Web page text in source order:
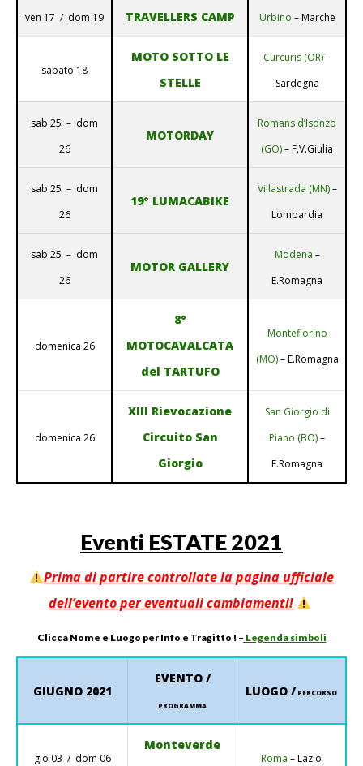
ven 17 / dom 19 TRAVELLERS CAMP Urbino – Marche
sabato 18
MOTO SOTTO LE
STELLE
Curcuris (OR)–
Sardegna
sab 25 – dom
26
MOTORDAY
Romans d’Isonzo
(GO)– F.V.Giulia
sab 25 – dom
26
19° LUMACABIKE
Villastrada (MN)–
Lombardia
sab 25 – dom
26
MOTOR GALLERY
Modena –
E.Romagna
domenica 26
8°
MOTOCAVALCATA
del TARTUFO
Montefiorino
(MO)– E.Romagna
domenica 26
XIII Rievocazione
Circuito San
Giorgio
San Giorgio di
Piano (BO)–
E.Romagna
Eventi ESTATE 2021
Prima di partire controllate la pagina ufficiale
dell’evento per eventuali cambiamenti!
Clicca Nome e Luogo per Info e Tragitto ! – Legenda simboli
GIUGNO 2021
EVENTO /
PROGRAMMA
LUOGO / PERCORSO
gio 03 / dom 06
Monteverde
Roma – Lazio